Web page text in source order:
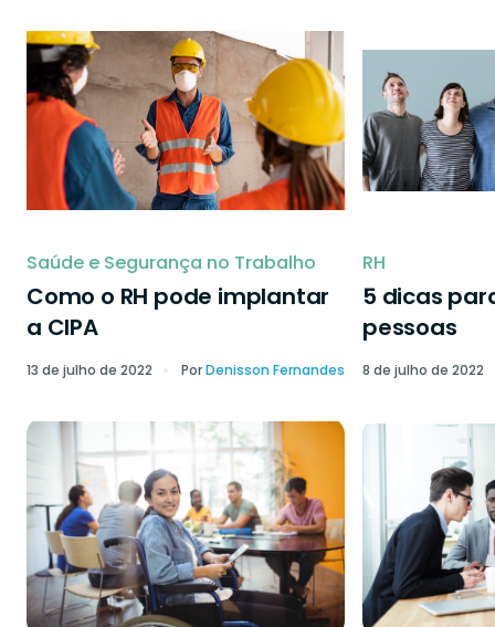
Saúde e Segurança no Trabalho
Como o RH pode implantar
a CIPA
13 de julho de 2022 PorDenisson Fernandes
RH
5 dicas
pessoas
8 de julho de 2022